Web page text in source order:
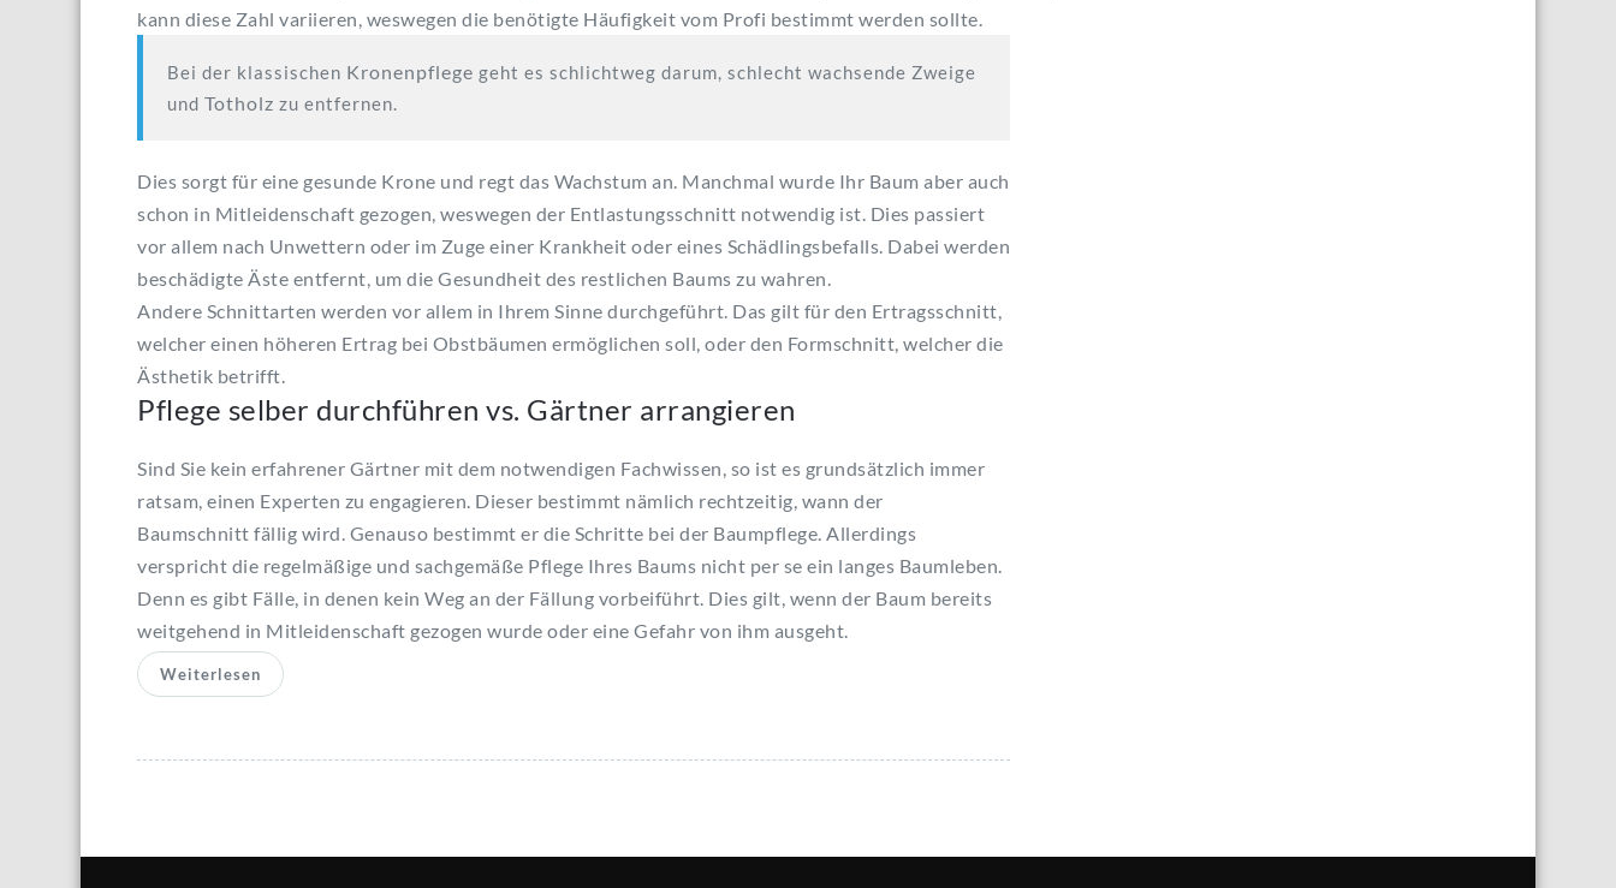
kann diese Zahl variieren, weswegen die benötigte Häufigkeit vom Profi bestimmt werden sollte.
Bei der klassischen Kronenpflege geht es schlichtweg darum, schlecht wachsende Zweige
und Totholz zu entfernen.
Dies sorgt für eine gesunde Krone und regt das Wachstum an. Manchmal wurde Ihr Baum aber auch
schon in Mitleidenschaft gezogen, weswegen der Entlastungsschnitt notwendig ist. Dies passiert
vor allem nach Unwettern oder im Zuge einer Krankheit oder eines Schädlingsbefalls. Dabei werden
beschädigte Äste entfernt, um die Gesundheit des restlichen Baums zu wahren.
Andere Schnittarten werden vor allem in Ihrem Sinne durchgeführt. Das gilt für den Ertragsschnitt,
welcher einen höheren Ertrag bei Obstbäumen ermöglichen soll, oder den Formschnitt, welcher die
Ästhetik betrifft.
Pflege selber durchführen vs. Gärtner arrangieren
Sind Sie kein erfahrener Gärtner mit dem notwendigen Fachwissen, so ist es grundsätzlich immer
ratsam, einen Experten zu engagieren. Dieser bestimmt nämlich rechtzeitig, wann der
Baumschnitt fällig wird. Genauso bestimmt er die Schritte bei der Baumpflege. Allerdings
verspricht die regelmäßige und sachgemäße Pflege Ihres Baums nicht per se ein langes Baumleben.
Denn es gibt Fälle, in denen kein Weg an der Fällung vorbeiführt. Dies gilt, wenn der Baum bereits
weitgehend in Mitleidenschaft gezogen wurde oder eine Gefahr von ihm ausgeht.
Weiterlesen